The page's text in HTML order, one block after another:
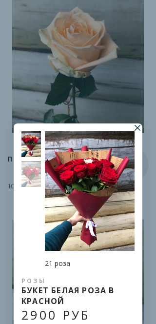
ПИЧ-АВАЛАНЖ
100 руб.
21 роза
РОЗЫ
БУКЕТ БЕЛАЯ РОЗА В
КРАСНОЙ
2900 РУБ